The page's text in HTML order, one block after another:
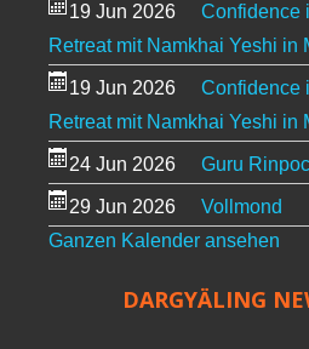
19 Jun 2026
Confidence
Retreat mit Namkhai Yeshi in
19 Jun 2026
Confidence
Retreat mit Namkhai Yeshi in
24 Jun 2026 Guru
29 Jun 2026
Vollmond
Ganzen Kalender ansehen
DARGYÄLING